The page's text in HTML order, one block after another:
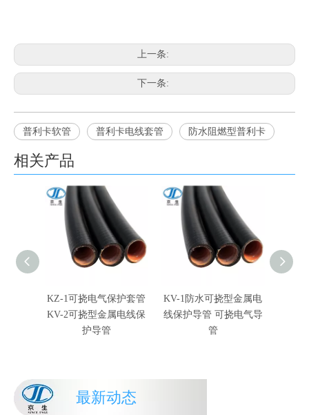
上一条:
下一条:
普利卡软管 普利卡电线套管 防水阻燃型普利卡
相关产品
KZ-1可挠电气保护套管
KV-2可挠型金属电线保
护导管
KV-1防水可挠型金属电
线保护导管 可挠电气导
管
最新动态
不锈钢金属软管芯棒的种类
固定与不锈钢金属软管连接技术
不锈钢金属软管芯棒对材料的要求
不锈钢金属软管的工况条件